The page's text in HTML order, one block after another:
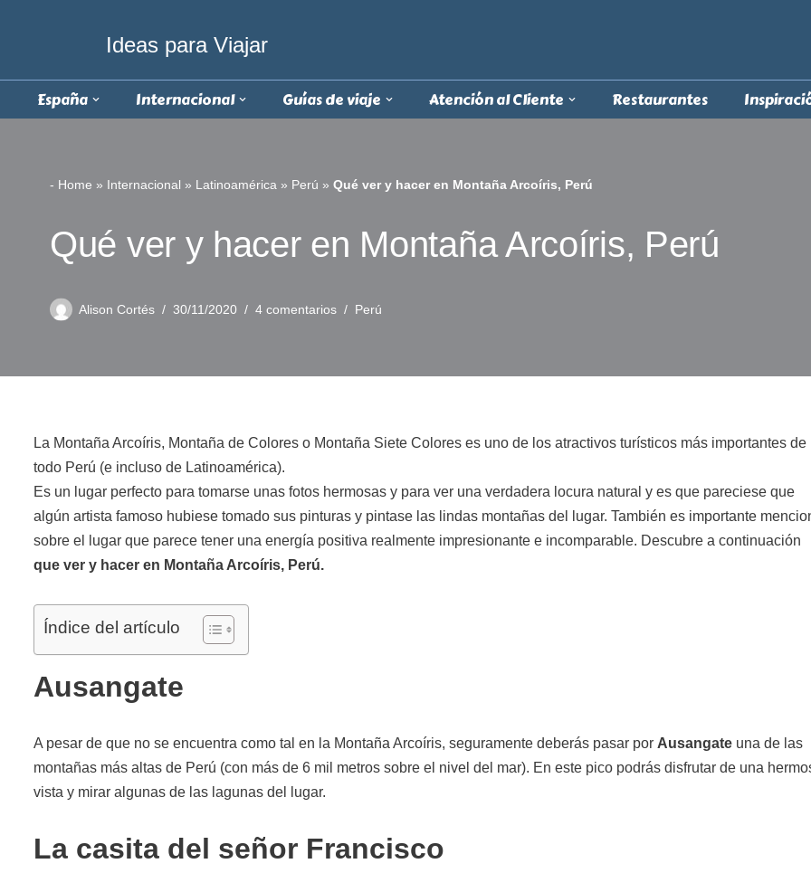
contenido
Ideas para Viajar
España Internacional Guías de viaje Atención al Cliente Restaurantes
- Home » Internacional » Latinoamérica » Perú » Qué ver y hacer en Montaña Arcoíris, Perú
Qué ver y hacer en Montaña Arcoíris, Perú
Alison Cortés 30/11/2020 4 comentarios Perú
La Montaña Arcoíris, Montaña de Colores o Montaña Siete Colores es uno de los atractivos turísticos más importantes de
todo Perú (e incluso de Latinoamérica).
Es un lugar perfecto para tomarse unas fotos hermosas y para ver una verdadera locura natural y es que pareciese que
algún artista famoso hubiese tomado sus pinturas y pintase las lindas montañas del lugar. También es importante
sobre el lugar que parece tener una energía positiva realmente impresionante e incomparable. Descubre a continuación
que ver y hacer en Montaña Arcoíris, Perú.
Índice del artículo
Ausangate
A pesar de que no se encuentra como tal en la Montaña Arcoíris, seguramente deberás pasar por Ausangate una de las
montañas más altas de Perú (con más de 6 mil metros sobre el nivel del mar). En este pico podrás disfrutar de una
vista y mirar algunas de las lagunas del lugar.
La casita del señor Francisco